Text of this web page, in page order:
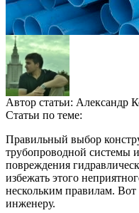
Автор статьи: Александр
Статьи по теме:
Правильный выбор
трубопроводной системы
повреждения
избежать этого
нескольким правилам.
инженеру.